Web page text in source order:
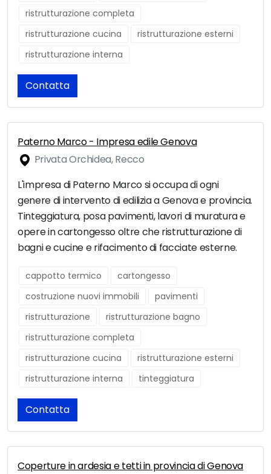
ristrutturazione completa
ristrutturazione cucina
ristrutturazione esterni
ristrutturazione interna
Contatta
Paterno Marco - Impresa edile Genova
Privata Orchidea, Recco
L'impresa di Paterno Marco si occupa di ogni
genere di intervento di edilizia a Genova e provincia.
Tinteggiatura, posa pavimenti, lavori di muratura e
opere in cartongesso oltre che ristrutturazione di
bagni e cucine e rifacimento di facciate esterne.
cappotto termico
cartongesso
costruzione nuovi immobili
pavimenti
ristrutturazione
ristrutturazione bagno
ristrutturazione completa
ristrutturazione cucina
ristrutturazione esterni
ristrutturazione interna
tinteggiatura
Contatta
Coperture in ardesia e tetti in provincia di Genova